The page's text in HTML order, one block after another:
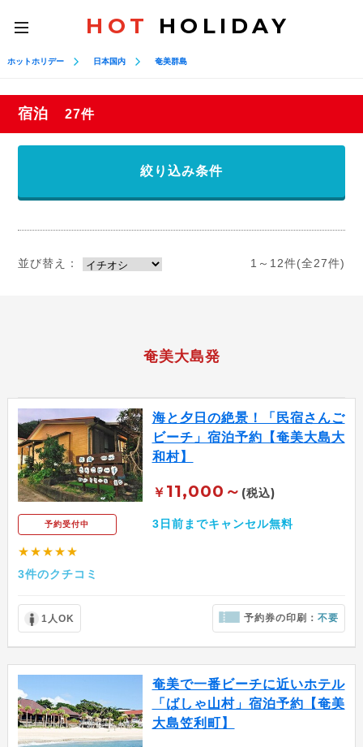
toggle
navigation
HOT HOLIDAY
ホットホリデー 日本国内 奄美群島
宿泊 27件
絞り込み条件
並び替え： 1～12件(全27件)
奄美大島発
予約受付中
★★★★★
3件のクチコミ
海と夕日の絶景！「民宿さんご
ビーチ」宿泊予約【奄美大島大
和村】
￥ 11,000～ (税込)
3日前までキャンセル無料
1人OK 予約券の印刷：不要
奄美で一番ビーチに近いホテル
「ばしゃ山村」宿泊予約【奄美
大島笠利町】